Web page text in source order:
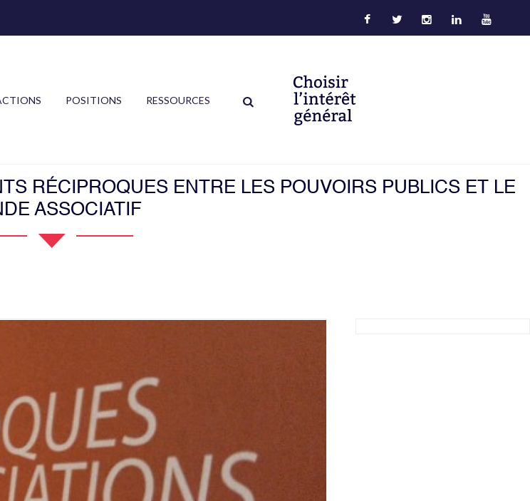
POSITIONS RESSOURCES
RÉCIPROQUES ENTRE LES POUVOIRS PUBLICS ET LE
ASSOCIATIF